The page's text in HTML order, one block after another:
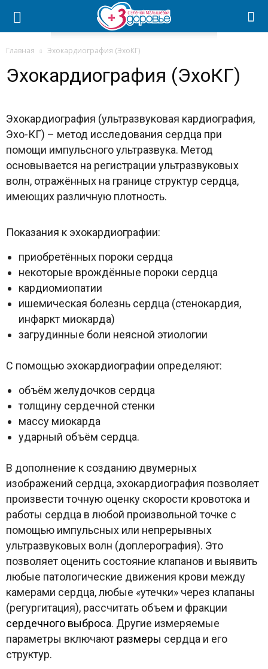
Главная Эхокардиография (ЭхоКГ)
Эхокардиография (ЭхоКГ)
Эхокардиография (ультразвуковая кардиография,
Эхо-КГ) – метод исследования сердца при
помощи импульсного ультразвука. Метод
основывается на регистрации ультразвуковых
волн, отражённых на границе структур сердца,
имеющих различную плотность.
Показания к эхокардиографии:
приобретённых пороки сердца
некоторые врождённые пороки сердца
кардиомиопатии
ишемическая болезнь сердца (стенокардия,
инфаркт миокарда)
загрудинные боли неясной этиологии
С помощью эхокардиографии определяют:
объём желудочков сердца
толщину сердечной стенки
массу миокарда
ударный объём сердца.
В дополнение к созданию двумерных
изображений сердца, эхокардиография позволяет
произвести точную оценку скорости кровотока и
работы сердца в любой произвольной точке с
помощью импульсных или непрерывных
ультразвуковых волн (доплерография). Это
позволяет оценить состояние клапанов и выявить
любые патологические движения крови между
камерами сердца, любые «утечки» через клапаны
(регургитация), рассчитать объем и фракции
сердечного выброса. Другие измеряемые
параметры включают размеры сердца и его
структур.